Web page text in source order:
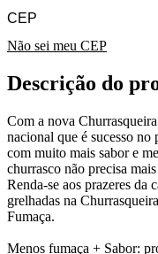
Não sei meu CEP
Descrição do
Com a nova
nacional que é sucesso no
com muito mais sabor e
churrasco não precisa
Renda-se aos prazeres da
grelhadas na
Fumaça.
Menos fumaça + Sabor: